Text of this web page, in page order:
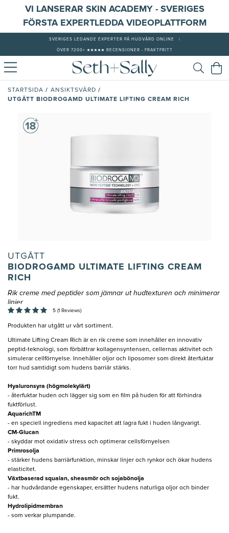
VI LANSERAR SKIN ACADEMY - SVERIGES
FÖRSTA EXPERTLEDDA VIDEOPLATTFORM
SVERIGES LEDANDE EXPERTER PÅ HUDVÅRD ONLINE
ÖVER 7200+ ★★★★★ RECENSIONER - FRAKTFRITT
STARTSIDA / ANSIKTSVÅRD /
UTGÅTT BIODROGAMD ULTIMATE LIFTING CREAM RICH
UTGÅTT
BIODROGAMD ULTIMATE LIFTING CREAM
RICH
Rik creme med peptider som jämnar ut hudtexturen och minimerar
linjer
5 (1 Reviews)
Produkten har utgått ur vårt sortiment.
Ultimate Lifting Cream Rich är en rik creme som innehåller en innovativ
peptid-teknologi, som förbättrar kollagensyntensen, cellernas aktivitet och
simulerar cellförnyelse. Innehåller oljor och liposomer som direkt återfuktar
torr hud samtidigt som hudens barriär stärks.
Hyaluronsyra (högmolekylärt)
- återfuktar huden och lägger sig som en film på huden för att förhindra
fuktförlust.
AquarichTM
- en speciell ingrediens med kapacitet att lagra fukt i huden långvarigt.
CM-Glucan
- skyddar mot oxidativ stress och optimerar cellsförnyelsen
Primrosolja
- stärker hudens barriärfunktion, minskar linjer och rynkor och ökar hudens
elasticitet.
Växtbaserad squalan, sheasmör och sojabönolja
- har hudvårdande egenskaper, ersätter hudens naturliga oljor och binder
fukt.
Hydrolipidmembran
- som verkar plumpande.